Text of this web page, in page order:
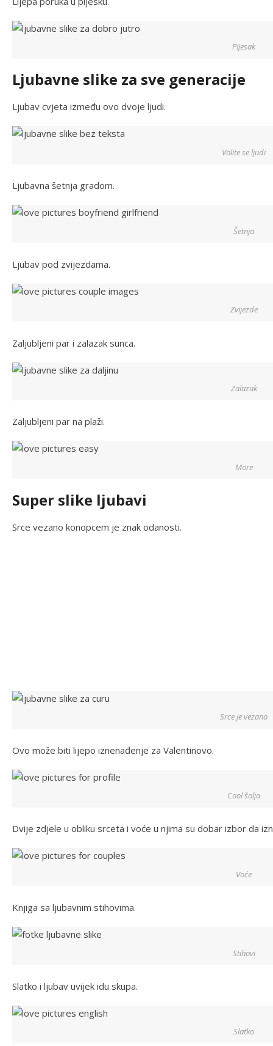
Pijesak
Ljubavne slike za sve generacije
Ljubav cvjeta između ovo dvoje ljudi.
Volite se ljudi
Ljubavna šetnja gradom.
Šetnja
Ljubav pod zvijezdama.
Zvijezde
Zaljubljeni par i zalazak sunca.
Zalazak
Zaljubljeni par na plaži.
More
Super slike ljubavi
Srce vezano konopcem je znak odanosti.
Srce je vezano
Ovo može biti lijepo iznenađenje za Valentinovo.
Cool šolja
Dvije zdjele u obliku srceta i voće u njima su dobar izbor da
Voće
Knjiga sa ljubavnim stihovima.
Stihovi
Slatko i ljubav uvijek idu skupa.
Slatko